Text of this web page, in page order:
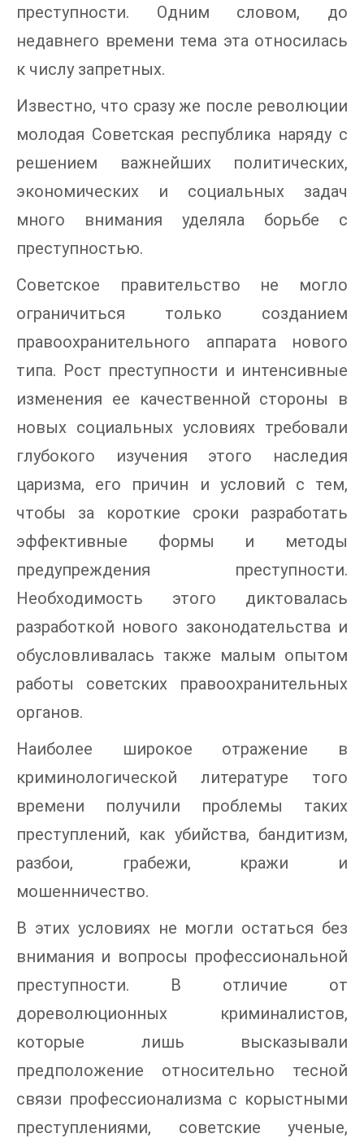
преступности. Одним словом, до
недавнего времени тема эта относилась
к числу запретных.
Известно, что сразу же после революции
молодая Советская республика наряду с
решением важнейших политических,
экономических и социальных задач
много внимания уделяла борьбе с
преступностью.
Советское правительство не могло
ограничиться только созданием
правоохранительного аппарата нового
типа. Рост преступности и интенсивные
изменения ее качественной стороны в
новых социальных условиях требовали
глубокого изучения этого наследия
царизма, его причин и условий с тем,
чтобы за короткие сроки разработать
эффективные формы и методы
предупреждения преступности.
Необходимость этого диктовалась
разработкой нового законодательства и
обусловливалась также малым опытом
работы советских правоохранительных
органов.
Наиболее широкое отражение в
криминологической литературе того
времени получили проблемы таких
преступлений, как убийства, бандитизм,
разбои, грабежи, кражи и
мошенничество.
В этих условиях не могли остаться без
внимания и вопросы профессиональной
преступности. В отличие от
дореволюционных криминалистов,
которые лишь высказывали
предположение относительно тесной
связи профессионализма с корыстными
преступлениями, советские ученые,